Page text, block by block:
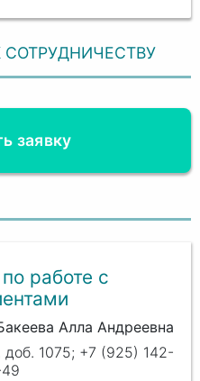
заявку
работе с
Алла Андреевна
1075; +7 (925) 142-